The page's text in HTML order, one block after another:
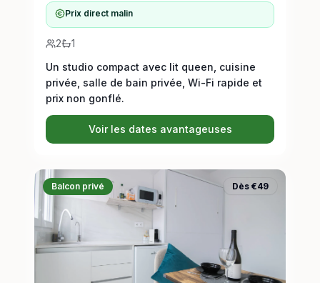
Prix direct malin
2
1
Un studio compact avec lit queen, cuisine
privée, salle de bain privée, Wi-Fi rapide et
prix non gonflé.
Voir les dates avantageuses
Balcon privé Dès €49